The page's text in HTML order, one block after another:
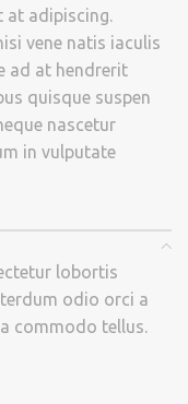
at adipiscing.
vene natis iaculis
ad at hendrerit
quisque suspen
nascetur
in vulputate
lobortis
odio orci a
commodo tellus.